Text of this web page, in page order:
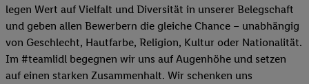
legen Wert auf Vielfalt und Diversität in unserer Belegschaft
und geben allen Bewerbern die gleiche Chance – unabhängig
von Geschlecht, Hautfarbe, Religion, Kultur oder Nationalität.
Im #teamlidl begegnen wir uns auf Augenhöhe und setzen
auf einen starken Zusammenhalt. Wir schenken uns